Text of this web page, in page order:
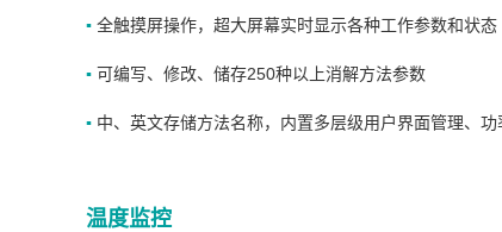
▪ 全触摸屏操作，超大屏幕实时显示各种工作参数和状态
▪ 可编写、修改、储存250种以上消解方法参数
▪ 中、英文存储方法名称，内置多层级用户界面管理、
温度监控